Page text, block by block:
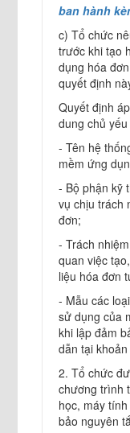
ban hành
c) Tổ chức
trước khi tạo
dụng hóa
quyết định
Quyết định
dung chủ
- Tên hệ
mềm ứng
- Bộ phận kỹ
vụ chịu trách
đơn;
- Trách
quan việc
liệu hóa đơn
- Mẫu các
sử dụng của
khi lập đảm
dẫn tại
2. Tổ chức
chương trình
học, máy
bảo nguyên